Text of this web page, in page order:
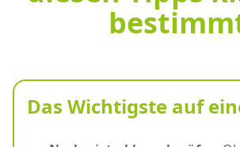
Das Wichtigste auf